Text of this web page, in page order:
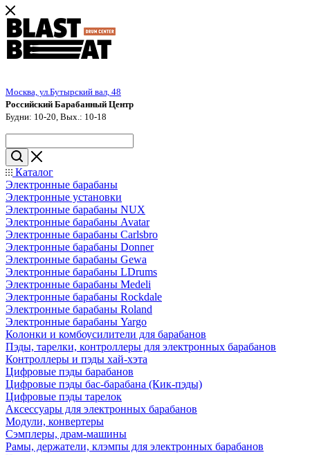
Москва, ул.Бутырский вал, 48
Российский Барабанный Центр
Будни: 10-20, Вых.: 10-18
Каталог
Электронные барабаны
Электронные установки
Электронные барабаны NUX
Электронные барабаны Avatar
Электронные барабаны Carlsbro
Электронные барабаны Donner
Электронные барабаны Gewa
Электронные барабаны LDrums
Электронные барабаны Medeli
Электронные барабаны Rockdale
Электронные барабаны Roland
Электронные барабаны Yargo
Колонки и комбоусилители для барабанов
Пэды, тарелки, контроллеры для электронных барабанов
Контроллеры и пэды хай-хэта
Цифровые пэды барабанов
Цифровые пэды бас-барабана (Кик-пэды)
Цифровые пэды тарелок
Аксессуары для электронных барабанов
Модули, конвертеры
Сэмплеры, драм-машины
Рамы, держатели, клэмпы для электронных барабанов